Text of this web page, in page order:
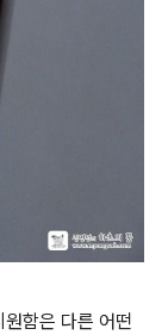
함은 다른 어떤